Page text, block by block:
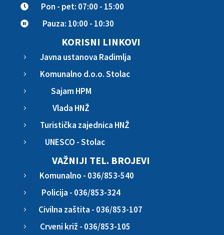
 Pon - pet: 07:00 - 15:00
 Pauza: 10:00 - 10:30
KORISNI LINKOVI
5 Javna ustanova Radimlja
5 Komunalno d.o.o. Stolac
5 Sajam HPM
5 Vlada HNŽ
5 Turistička zajednica HNŽ
5 UNESCO - Stolac
VAŽNIJI TEL. BROJEVI
5 Komunalno - 036/853-540
5 Policija - 036/853-324
5 Civilna zaštita - 036/853-107
5 Crveni križ - 036/853-105